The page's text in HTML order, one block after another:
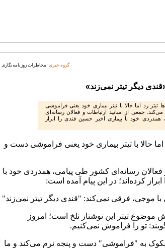
گروه خبری: مخاطرات روزنامه‌نگاری
دیگر تیتر نمی‌زند»
زد‌ اما حالا با تیتر بیماری خود یعنی فراموشی
جمعی از اساتید ارتباطات و فعالان رسانه‌ای
خود با بیماری اخیر حسین قندی را ابراز
حالا با تیتر بیماری خود یعنی فراموشی دست‌ و
فعالان رسانه‌ای کشور طی پیامی، همدردی خود با
کرده‌اند؛ در این پیام آمده است:
موجی، فرقی نمی‌کند: "قندی دیگر تیتر نمی‌زند"
موضوع تیتر این نوشتار تلخ است؛ امروز
تو را فراموش نمی‌کنیم.
به "فراموشی" دست و پنجه نرم می‌کند و ما